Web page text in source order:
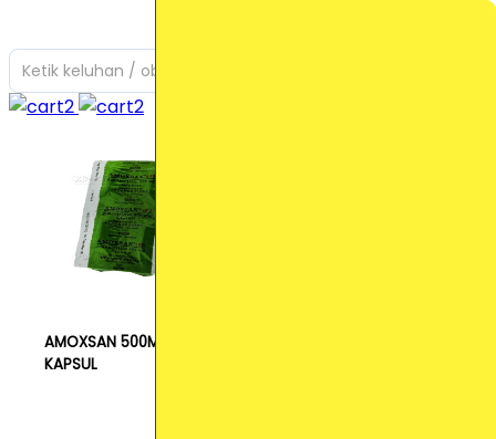
Ketik keluhan / obat yang Anda cari
AMOXSAN 500MG
KAPSUL